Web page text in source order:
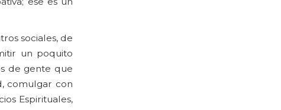
sociales, de
un poquito
de gente que
comulgar con
Espirituales,